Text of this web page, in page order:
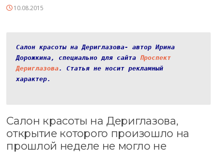
10.08.2015
Салон красоты на Дериглазова- автор Ирина
Дорожкина, специально для сайта Проспект
Дериглазова. Статья не носит рекламный
характер.
Салон красоты на Дериглазова,
открытие которого произошло на
прошлой неделе не могло не